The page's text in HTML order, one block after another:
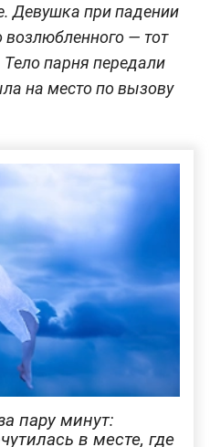
Девушка при падении
возлюбленного — тот
парня передали
на место по вызову
пару минут:
в месте, где